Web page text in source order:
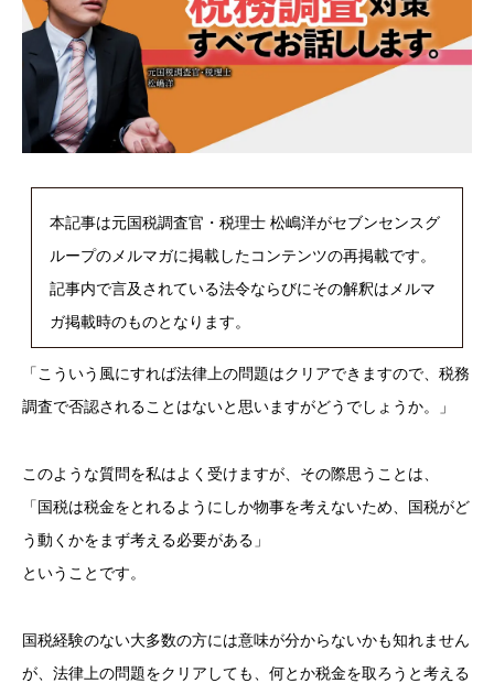
本記事は元国税調査官・税理士 松嶋洋がセブンセンスグ
ループのメルマガに掲載したコンテンツの再掲載です。
記事内で言及されている法令ならびにその解釈はメルマ
ガ掲載時のものとなります。
「こういう風にすれば法律上の問題はクリアできますので、税務
調査で否認されることはないと思いますがどうでしょうか。」
このような質問を私はよく受けますが、その際思うことは、
「国税は税金をとれるようにしか物事を考えないため、国税がど
う動くかをまず考える必要がある」
ということです。
国税経験のない大多数の方には意味が分からないかも知れません
が、法律上の問題をクリアしても、何とか税金を取ろうと考える